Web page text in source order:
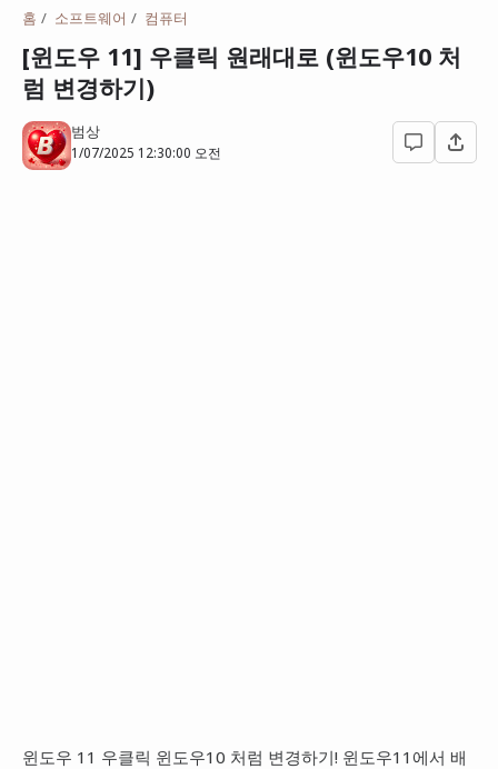
홈 소프트웨어 컴퓨터
[윈도우 11] 우클릭 원래대로 (윈도우10 처
럼 변경하기)
범상
1/07/2025 12:30:00 오전
윈도우 11 우클릭 윈도우10 처럼 변경하기! 윈도우11에서 배